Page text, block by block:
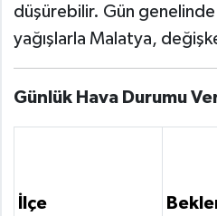
düşürebilir. Gün
yağışlarla Malatya,
Günlük Hava Durumu
İlçe